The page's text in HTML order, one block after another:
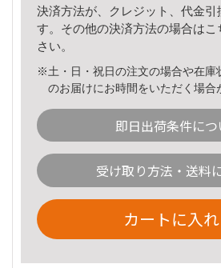
決済方法が、クレジット、代金引
す。その他の決済方法の場合はこ
さい。
※土・日・祝日の注文の場合や在庫
のお届けにお時間をいただく場合
即日出荷条件につ
受け取り方法・送料
カートに入